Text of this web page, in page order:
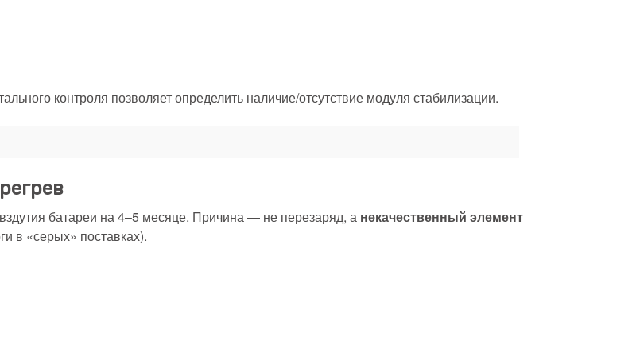
контроля позволяет определить наличие/отсутствие модуля стабилизации.
батареи на 4–5 месяце. Причина — не перезаряд, а некачественный элемент
в «серых» поставках).